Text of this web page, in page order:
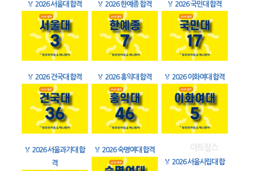
🏅 2026 서울대 합격 🏅 2026 한예종 합격 🏅 2026 국민대 합격
🏅 2026 건국대 합격 🏅 2026 홍익대 합격 🏅 2026 이화여대 합격
🏅 2026 서울과기대 합
격
🏅 2026 숙명여대 합격
🏅 2026 서울시립대 합